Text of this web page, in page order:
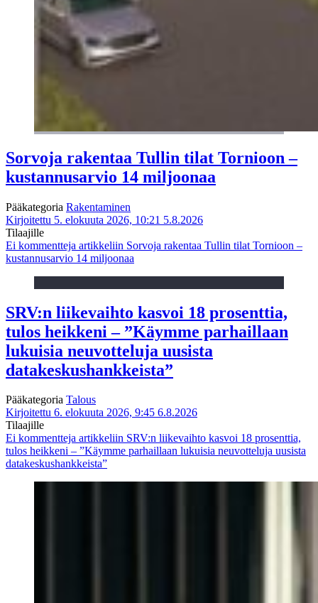
Sorvoja rakentaa Tullin tilat Tornioon –
kustannusarvio 14 miljoonaa
Pääkategoria Rakentaminen
Kirjoitettu 5. elokuuta 2026, 10:21 5.8.2026
Tilaajille
Ei kommentteja artikkeliin Sorvoja rakentaa Tullin tilat Tornioon –
kustannusarvio 14 miljoonaa
SRV:n liikevaihto kasvoi 18 prosenttia,
tulos heikkeni – ”Käymme parhaillaan
lukuisia neuvotteluja uusista
datakeskushankkeista”
Pääkategoria Talous
Kirjoitettu 6. elokuuta 2026, 9:45 6.8.2026
Tilaajille
Ei kommentteja artikkeliin SRV:n liikevaihto kasvoi 18 prosenttia,
tulos heikkeni – ”Käymme parhaillaan lukuisia neuvotteluja uusista
datakeskushankkeista”